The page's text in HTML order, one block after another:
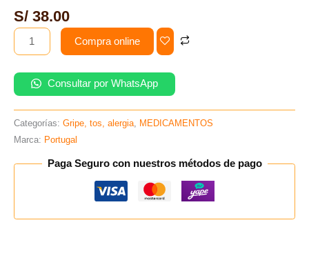
S/ 38.00
Compra online
Consultar por WhatsApp
Categorías: Gripe, tos, alergia MEDICAMENTOS
Marca: Portugal
Paga Seguro con nuestros métodos de pago